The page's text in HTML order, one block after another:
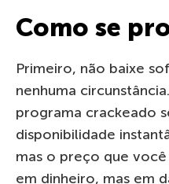
Como se
Primeiro, não baixe
nenhuma
programa crackeado
disponibilidade
mas o preço que
em dinheiro, mas em